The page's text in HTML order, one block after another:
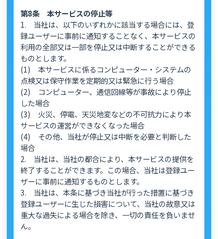
第8条 本サービスの停止等
1. 当社は、以下のいずれかに該当する場合には、登
録ユーザーに事前に通知することなく、本サービスの
利用の全部又は一部を停止又は中断することができる
ものとします。
(1) 本サービスに係るコンピューター・システムの
点検又は保守作業を定期的又は緊急に行う場合
(2) コンピューター、通信回線等が事故により停止
した場合
(3) 火災、停電、天災地変などの不可抗力により本
サービスの運営ができなくなった場合
(4) その他、当社が停止又は中断を必要と判断した
場合
2. 当社は、当社の都合により、本サービスの提供を
終了することができます。この場合、当社は登録ユー
ザーに事前に通知するものとします。
3. 当社は、本条に基づき当社が行った措置に基づき
登録ユーザーに生じた損害について、当社の故意又は
重大な過失による場合を除き、一切の責任を負いませ
ん。